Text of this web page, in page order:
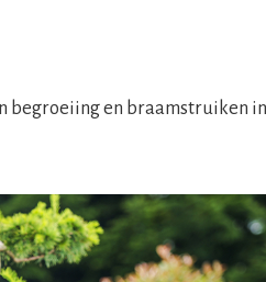
begroeiing en braamstruiken